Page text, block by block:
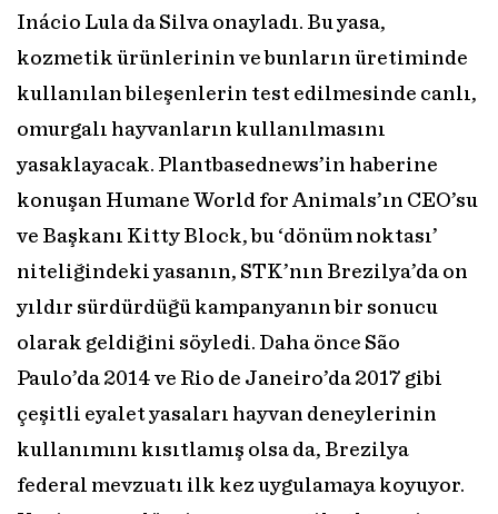
Inácio Lula da Silva onayladı. Bu yasa,
kozmetik ürünlerinin ve bunların üretiminde
kullanılan bileşenlerin test edilmesinde canlı,
omurgalı hayvanların kullanılmasını
yasaklayacak. Plantbasednews’in haberine
konuşan Humane World for Animals’ın CEO’su
ve Başkanı Kitty Block, bu ‘dönüm noktası’
niteliğindeki yasanın, STK’nın Brezilya’da on
yıldır sürdürdüğü kampanyanın bir sonucu
olarak geldiğini söyledi. Daha önce São
Paulo’da 2014 ve Rio de Janeiro’da 2017 gibi
çeşitli eyalet yasaları hayvan deneylerinin
kullanımını kısıtlamış olsa da, Brezilya
federal mevzuatı ilk kez uygulamaya koyuyor.